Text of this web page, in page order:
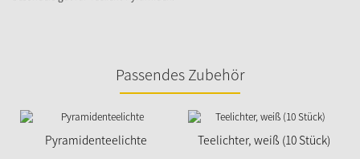
Passendes Zubehör
Pyramidenteelichte Teelichter, weiß (10 Stück)